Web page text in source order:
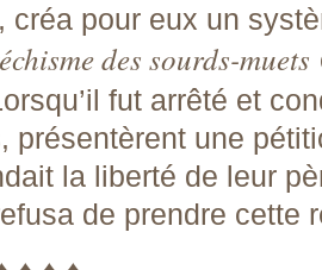
créa pour eux un
des sourds-muets
fut arrêté et
présentèrent une
la liberté de leur
de prendre cette